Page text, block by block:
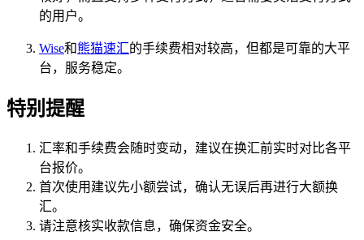
的用户。
Wise和熊猫速汇的手续费相对较高，但都是可靠的大平
台，服务稳定。
特别提醒
汇率和手续费会随时变动，建议在换汇前实时对比各平
台报价。
首次使用建议先小额尝试，确认无误后再进行大额换
汇。
请注意核实收款信息，确保资金安全。